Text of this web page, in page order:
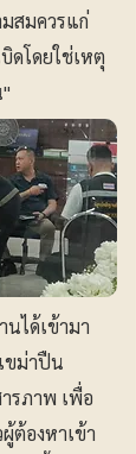
สมควรแก่
ดโดยใช่เหตุ
ได้เข้ามา
ขม่าปืน
รภาพ เพื่อ
ต้องหาเข้า